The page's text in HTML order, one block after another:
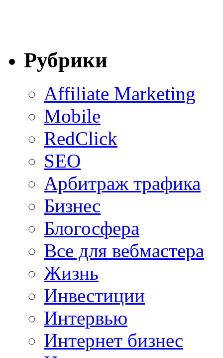
Рубрики
Affiliate Marketing
Mobile
RedClick
SEO
Арбитраж трафика
Бизнес
Блогосфера
Все для вебмастера
Жизнь
Инвестиции
Интервью
Интернет бизнес